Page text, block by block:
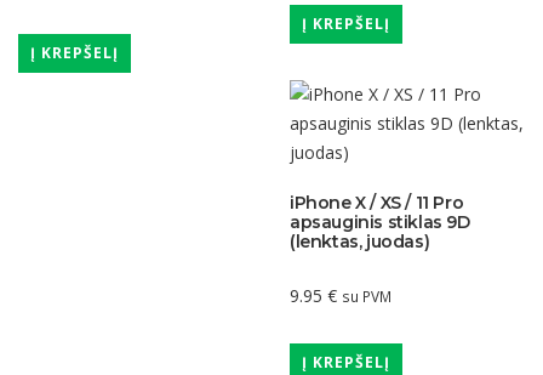
Į KREPŠELĮ
Į KREPŠELĮ
iPhone X / XS / 11 Pro
apsauginis stiklas 9D
(lenktas, juodas)
9.95 € su PVM
Į KREPŠELĮ